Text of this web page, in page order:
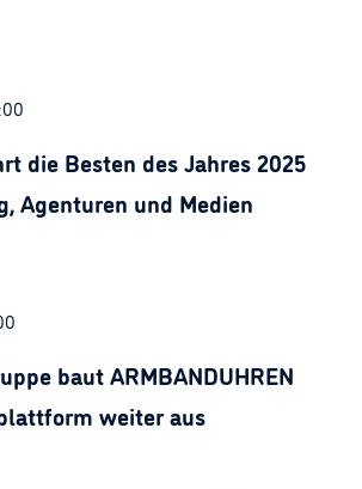
die Besten des Jahres 2025
Agenturen und Medien
baut ARMBANDUHREN
weiter aus